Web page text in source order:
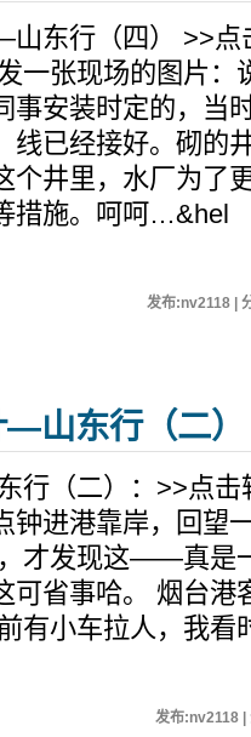
东行（四） >>点
一张现场的图片：
事安装时定的，当
线已经接好。砌的
个井里，水厂为了
措施。呵呵…&hel
发布:nv2118 |
山东行（二）
行（二）：>>点
钟进港靠岸，回望
才发现这——真是
可省事哈。 烟台港
有小车拉人，我看
发布:nv2118 |